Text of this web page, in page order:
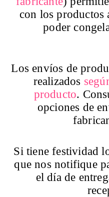
con los productos
poder
Los envíos de
realizados
producto.
opciones de
Si tiene festividad
que nos notifique
el día de